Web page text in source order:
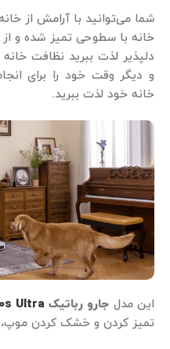
شما می‌توانید با آرامش از
خانه با سطوحی تمیز شده و
دلپذیر لذت ببرید نظافت
و دیگر وقت خود را برای
خانه خود لذت ببرید.
این مدل جارو رباتیکUltra
تمیز کردن و خشک کردن موپ،